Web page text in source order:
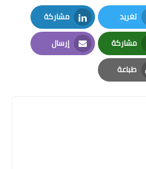
تغريد
Twitter
مشاركة
LinkedIn
مشاركة
Whatsapp
إرسال
Email
طباعة
Print